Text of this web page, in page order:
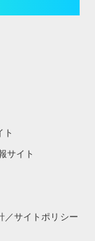
ト
サイト
／サイトポリシー